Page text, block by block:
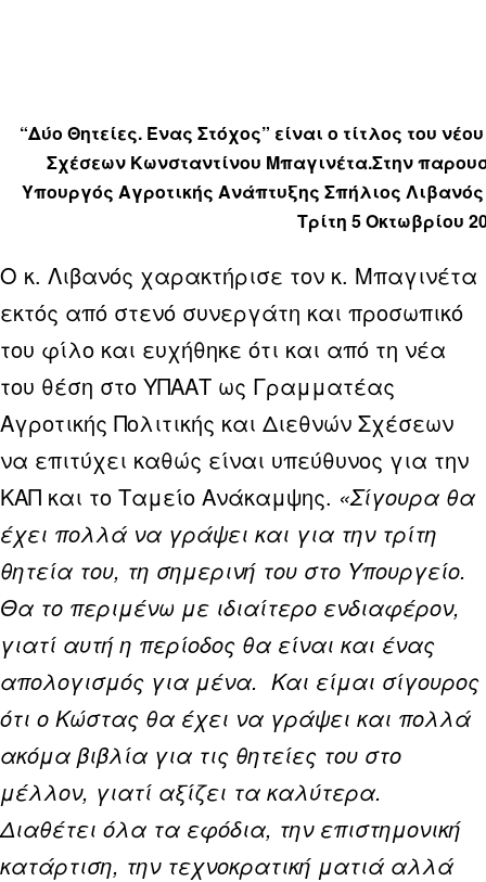
“Δύο Θητείες. Ένας Στόχος” είναι ο τίτλος του
Σχέσεων Κωνσταντίνου Μπαγινέτα.Στην
Υπουργός Αγροτικής Ανάπτυξης Σπήλιος
Τρίτη 5 Οκτωβρίου
Ο κ. Λιβανός χαρακτήρισε τον κ. Μπαγινέτα
εκτός από στενό συνεργάτη και προσωπικό
του φίλο και ευχήθηκε ότι και από τη νέα
του θέση στο ΥΠΑΑΤ ως Γραμματέας
Αγροτικής Πολιτικής και Διεθνών Σχέσεων
να επιτύχει καθώς είναι υπεύθυνος για την
ΚΑΠ και το Ταμείο Ανάκαμψης. «Σίγουρα θα
έχει πολλά να γράψει και για την τρίτη
θητεία του, τη σημερινή του στο Υπουργείο.
Θα το περιμένω με ιδιαίτερο ενδιαφέρον,
γιατί αυτή η περίοδος θα είναι και ένας
απολογισμός για μένα. Και είμαι σίγουρος
ότι ο Κώστας θα έχει να γράψει και πολλά
ακόμα βιβλία για τις θητείες του στο
μέλλον, γιατί αξίζει τα καλύτερα.
Διαθέτει όλα τα εφόδια, την επιστημονική
κατάρτιση, την τεχνοκρατική ματιά αλλά